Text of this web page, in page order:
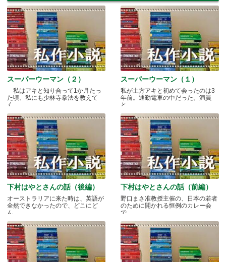
スーパーウーマン（２）
私はアキと知り合って1か月たっ
た頃、私にも少林寺拳法を教えて
く.....
スーパーウーマン（１）
私が土方アキと初めて会ったのは3
年前。通勤電車の中だった。満員
と.....
下村はやとさんの話（後編）
オーストラリアに来た時は、英語が
全然できなかったので、どこにど
ん.....
下村はやとさんの話（前編）
野口まさ准教授主催の、日本の若者
のために開かれる恒例のカレー会
で.....